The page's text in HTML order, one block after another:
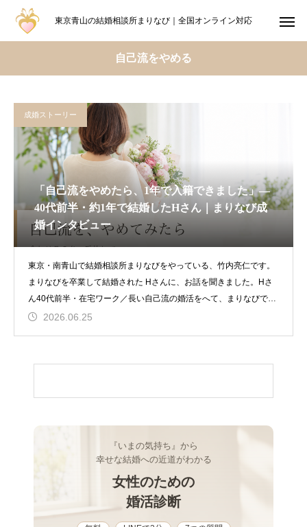
東京青山の結婚相談所まりなび｜全国オンライン対応
自己流をやめる
成婚ストーリー
「自己流をやめたら、1年で入籍できました」―
40代前半・約1年で結婚したHさん｜まりなび成
婚インタビュー
東京・南青山で結婚相談所まりなびをやっている、竹内亮仁です。
まりなびを卒業して結婚された Hさんに、お話を聞きました。Hさ
ん40代前半・在宅ワーク／長い自己流の婚活をへて、まりなびで約
1
2026.06.25
『いまの気持ち』から
幸せな結婚への近道がわかる
女性のための
婚活診断